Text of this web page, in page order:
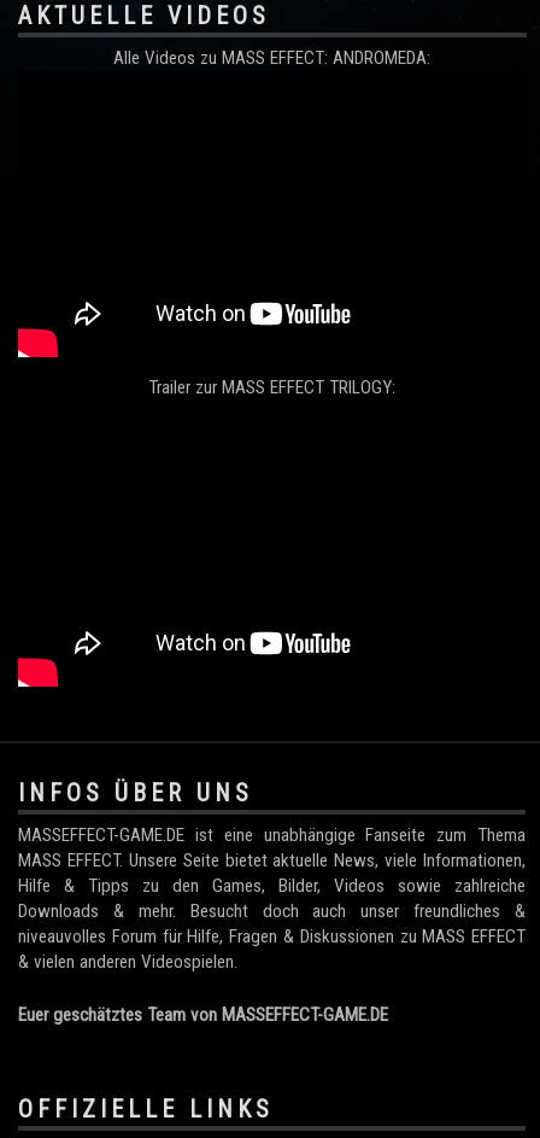
AKTUELLE VIDEOS
Alle Videos zu MASS EFFECT: ANDROMEDA:
Trailer zur MASS EFFECT TRILOGY:
.
INFOS ÜBER UNS
MASSEFFECT-GAME.DE ist eine unabhängige Fanseite zum Thema
MASS EFFECT. Unsere Seite bietet aktuelle News, viele Informationen,
Hilfe & Tipps zu den Games, Bilder, Videos sowie zahlreiche
Downloads & mehr. Besucht doch auch unser freundliches &
niveauvolles Forum für Hilfe, Fragen & Diskussionen zu MASS EFFECT
& vielen anderen Videospielen.
Euer geschätztes Team von MASSEFFECT-GAME.DE
OFFIZIELLE LINKS